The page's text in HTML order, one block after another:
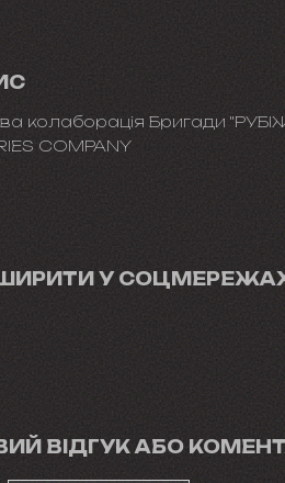
колаборація Бригади
COMPANY
У
ВІДГУК АБО